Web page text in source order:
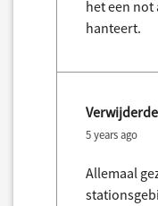
het een not
hanteert.
5 years ago
Allemaal